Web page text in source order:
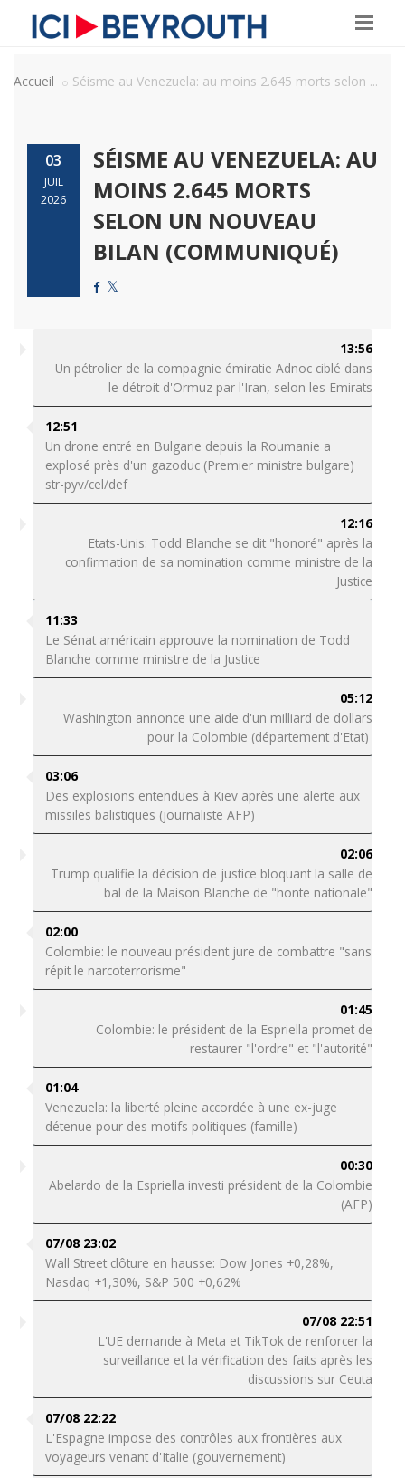
Accueil Séisme au Venezuela: au moins 2.645 morts selon ...
03
JUIL
2026
SÉISME AU VENEZUELA: AU
MOINS 2.645 MORTS
SELON UN NOUVEAU
BILAN (COMMUNIQUÉ)
13:56
Un pétrolier de la compagnie émiratie Adnoc ciblé dans
le détroit d'Ormuz par l'Iran, selon les Emirats
12:51
Un drone entré en Bulgarie depuis la Roumanie a
explosé près d'un gazoduc (Premier ministre bulgare)
str-pyv/cel/def
12:16
Etats-Unis: Todd Blanche se dit "honoré" après la
confirmation de sa nomination comme ministre de la
Justice
11:33
Le Sénat américain approuve la nomination de Todd
Blanche comme ministre de la Justice
05:12
Washington annonce une aide d'un milliard de dollars
pour la Colombie (département d'Etat)
03:06
Des explosions entendues à Kiev après une alerte aux
missiles balistiques (journaliste AFP)
02:06
Trump qualifie la décision de justice bloquant la salle de
bal de la Maison Blanche de "honte nationale"
02:00
Colombie: le nouveau président jure de combattre "sans
répit le narcoterrorisme"
01:45
Colombie: le président de la Espriella promet de
restaurer "l'ordre" et "l'autorité"
01:04
Venezuela: la liberté pleine accordée à une ex-juge
détenue pour des motifs politiques (famille)
00:30
Abelardo de la Espriella investi président de la Colombie
(AFP)
07/08 23:02
Wall Street clôture en hausse: Dow Jones +0,28%,
Nasdaq +1,30%, S&P 500 +0,62%
07/08 22:51
L'UE demande à Meta et TikTok de renforcer la
surveillance et la vérification des faits après les
discussions sur Ceuta
07/08 22:22
L'Espagne impose des contrôles aux frontières aux
voyageurs venant d'Italie (gouvernement)